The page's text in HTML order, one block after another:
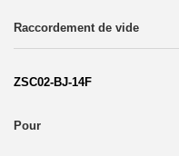
ZSC02-BJ-14F